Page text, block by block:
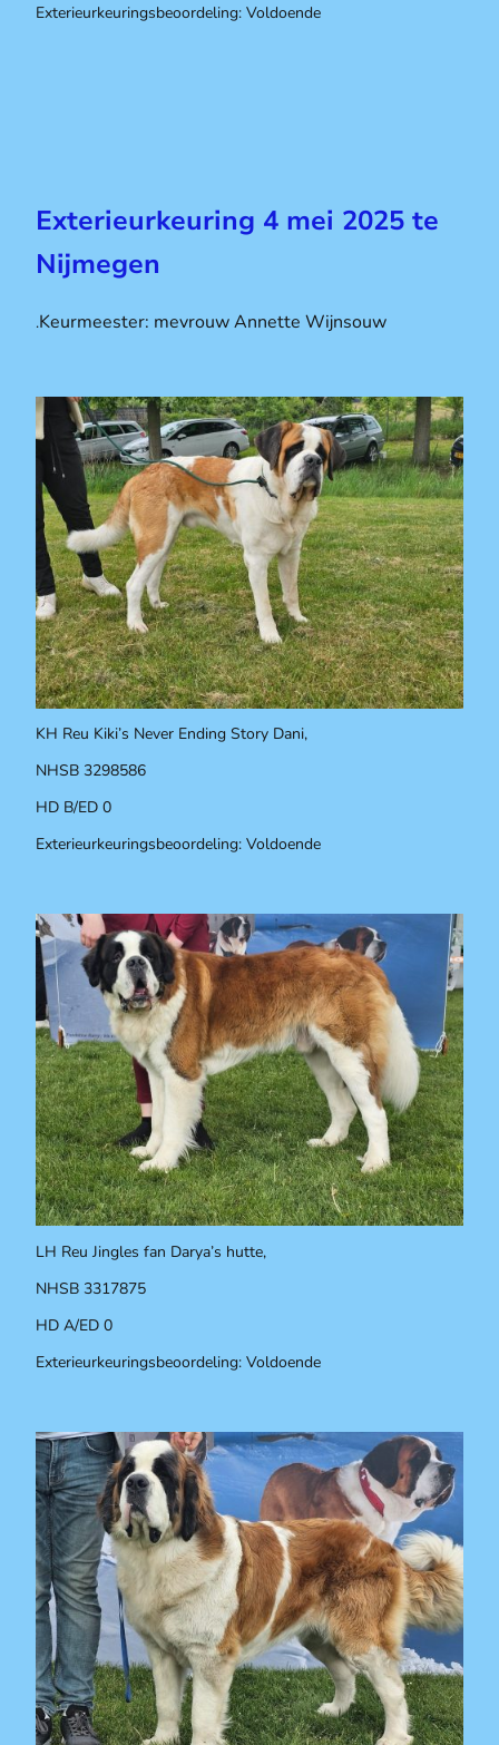
Exterieurkeuringsbeoordeling: Voldoende
Exterieurkeuring 4 mei 2025 te
Nijmegen
.Keurmeester: mevrouw Annette Wijnsouw
KH Reu Kiki’s Never Ending Story Dani,
NHSB 3298586
HD B/ED 0
Exterieurkeuringsbeoordeling: Voldoende
LH Reu Jingles fan Darya’s hutte,
NHSB 3317875
HD A/ED 0
Exterieurkeuringsbeoordeling: Voldoende